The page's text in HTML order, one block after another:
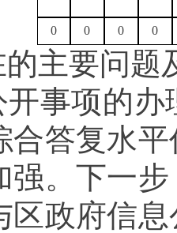
0 0 0 0
主要问题
事项的
合答复水
强。下一
区政府信